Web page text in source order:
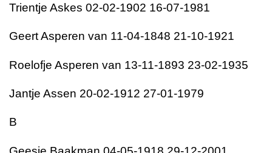
Trientje Askes 02-02-1902 16-07-1981
Geert Asperen van 11-04-1848 21-10-1921
Roelofje Asperen van 13-11-1893 23-02-1935
Jantje Assen 20-02-1912 27-01-1979
B